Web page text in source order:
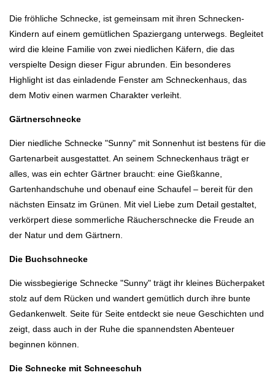
Die fröhliche Schnecke , ist gemeinsam mit ihren Schnecken-
Kindern auf einem gemütlichen Spaziergang unterwegs. Begleitet
wird die kleine Familie von zwei niedlichen Käfern , die das
verspielte Design dieser Figur abrunden. Ein besonderes
Highlight ist das einladende Fenster am Schneckenhaus , das
dem Motiv einen warmen Charakter verleiht.
Gärtnerschnecke
Dier niedliche Schnecke "Sunny" mit Sonnenhut ist bestens für die
Gartenarbeit ausgestattet. An seinem Schneckenhaus trägt er
alles, was ein echter Gärtner braucht: eine Gießkanne,
Gartenhandschuhe und obenauf eine Schaufel – bereit für den
nächsten Einsatz im Grünen. Mit viel Liebe zum Detail gestaltet,
verkörpert diese sommerliche Räucherschnecke die Freude an
der Natur und dem Gärtnern.
Die Buchschnecke
Die wissbegierige Schnecke "Sunny" trägt ihr kleines Bücherpaket
stolz auf dem Rücken und wandert gemütlich durch ihre bunte
Gedankenwelt. Seite für Seite entdeckt sie neue Geschichten und
zeigt, dass auch in der Ruhe die spannendsten Abenteuer
beginnen können.
Die Schnecke mit Schneeschuh